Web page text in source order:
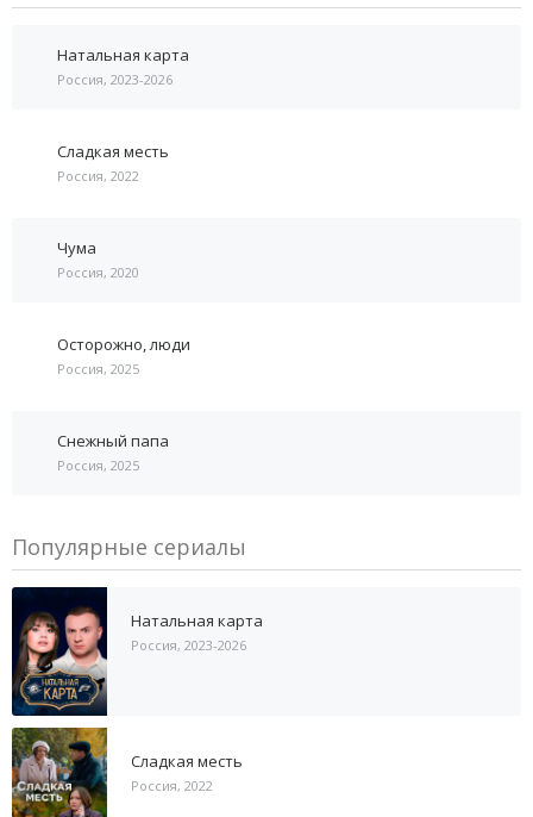
Натальная карта
Россия, 2023-2026
Сладкая месть
Россия, 2022
Чума
Россия, 2020
Осторожно, люди
Россия, 2025
Снежный папа
Россия, 2025
Популярные сериалы
Натальная карта
Россия, 2023-2026
Сладкая месть
Россия, 2022